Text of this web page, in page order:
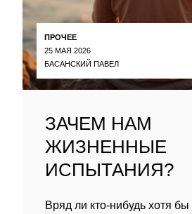
ПРОЧЕЕ
25 МАЯ 2026
БАСАНСКИЙ ПАВЕЛ
ЗАЧЕМ НАМ
ЖИЗНЕННЫЕ
ИСПЫТАНИЯ?
Вряд ли кто-нибудь хотя бы